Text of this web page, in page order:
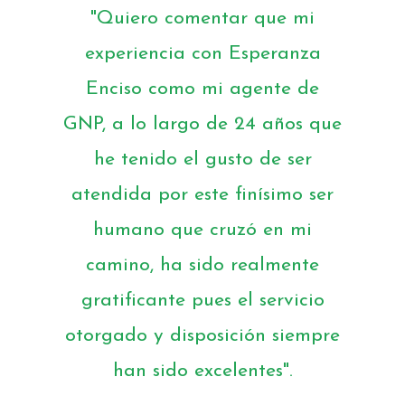
"Quiero comentar que mi
experiencia con Esperanza
Enciso como mi agente de
GNP, a lo largo de 24 años que
he tenido el gusto de ser
atendida por este finísimo ser
humano que cruzó en mi
camino, ha sido realmente
gratificante pues el servicio
otorgado y disposición siempre
han sido excelentes".